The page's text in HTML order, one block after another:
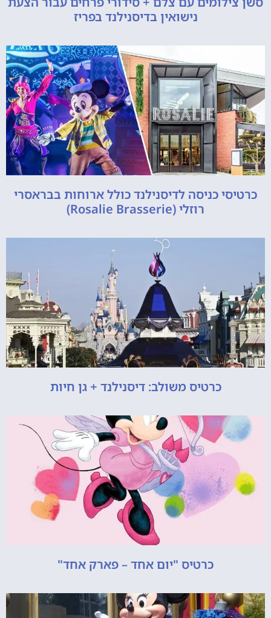
נישואין בדיסנילנד בפריז
כרטיסי כניסה לדיסנילנד כולל ארוחות בבראסרי
רוזלי (Rosalie Brasserie)
כרטיס משולב: דיסנילנד + גן חיות
כרטיס "יום אחד – פארק אחד"